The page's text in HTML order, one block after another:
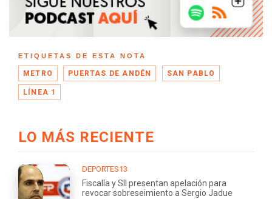
ETIQUETAS DE ESTA NOTA
METRO PUERTAS DE ANDÉN SAN PABLO
LÍNEA 1
LO MÁS RECIENTE
DEPORTES13
Fiscalía y SII presentan apelación para
revocar sobreseimiento a Sergio Jadue